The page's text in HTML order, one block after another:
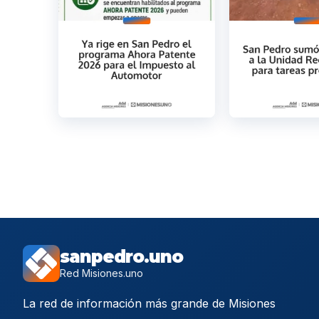
sanpedro.uno
Red Misiones.uno
La red de información más grande de Misiones